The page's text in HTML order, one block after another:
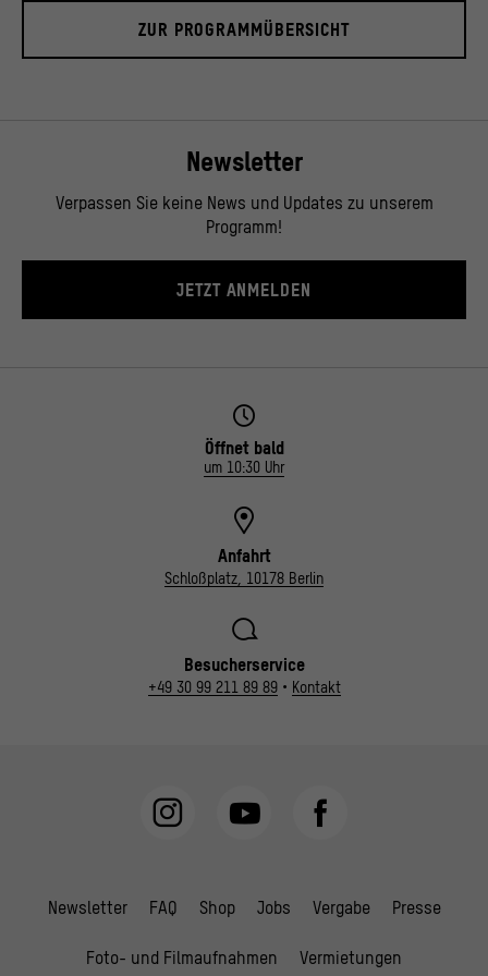
ZUR PROGRAMMÜBERSICHT
Newsletter
Verpassen Sie keine News und Updates zu unserem
Programm!
JETZT ANMELDEN
Öffnet bald
um 10:30 Uhr
Anfahrt
Schloßplatz, 10178 Berlin
Besucherservice
+49 30 99 211 89 89• Kontakt
Newsletter FAQ Shop Jobs Vergabe Presse
Foto- und Filmaufnahmen Vermietungen